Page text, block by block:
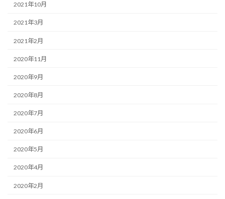
2021年10月
2021年3月
2021年2月
2020年11月
2020年9月
2020年8月
2020年7月
2020年6月
2020年5月
2020年4月
2020年2月